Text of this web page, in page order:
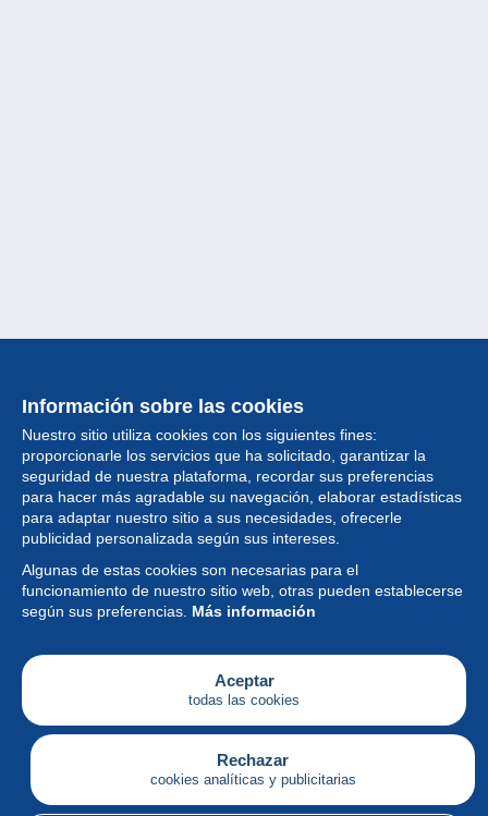
Información sobre las cookies
Nuestro sitio utiliza cookies con los siguientes fines:
proporcionarle los servicios que ha solicitado, garantizar la
seguridad de nuestra plataforma, recordar sus preferencias
para hacer más agradable su navegación, elaborar estadísticas
para adaptar nuestro sitio a sus necesidades, ofrecerle
publicidad personalizada según sus intereses.
Algunas de estas cookies son necesarias para el
funcionamiento de nuestro sitio web, otras pueden establecerse
según sus preferencias. Más información
Aceptar
todas las cookies
Rechazar
cookies analíticas y publicitarias
Colección
Noticias
Funcionalidad
Empresa
Servicios
Escribir